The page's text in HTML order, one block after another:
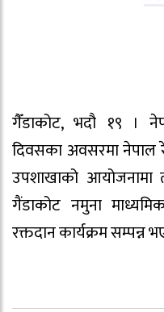
गैँडाकोट, भदौ १९ ।
दिवसका अवसरमा नेपाल
उपशाखाको
गैंडाकोट नमुना
रक्तदान कार्यक्रम सम्पन्न